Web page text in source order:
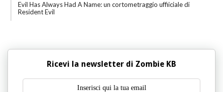
Evil Has Always Had A Name: un cortometraggio uffiiciale di
Resident Evil
Ricevi la newsletter di Zombie KB